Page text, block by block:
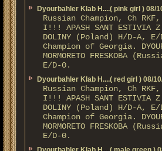
Dyourbahler Klab H....( pink girl ) 08/
Russian Champion, Ch
I!!! APASH SANT ESTIVIA Z
DOLINY (Poland) H/D-A,
Champion of Georgia.
MORMORETO FRESKOBA
E/D-0.
Dyourbahler Klab H....( red girl ) 08/
Russian Champion, Ch
I!!! APASH SANT ESTIVIA Z
DOLINY (Poland) H/D-A,
Champion of Georgia.
MORMORETO FRESKOBA
E/D-0.